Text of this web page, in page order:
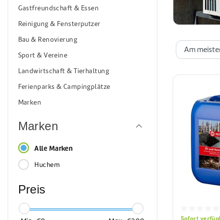
Gastfreundschaft & Essen
Reinigung & Fensterputzer
Bau & Renovierung
Sport & Vereine
Landwirtschaft & Tierhaltung
Ferienparks & Campingplätze
Marken
Marken
Alle Marken
Huchem
Preis
Sofort